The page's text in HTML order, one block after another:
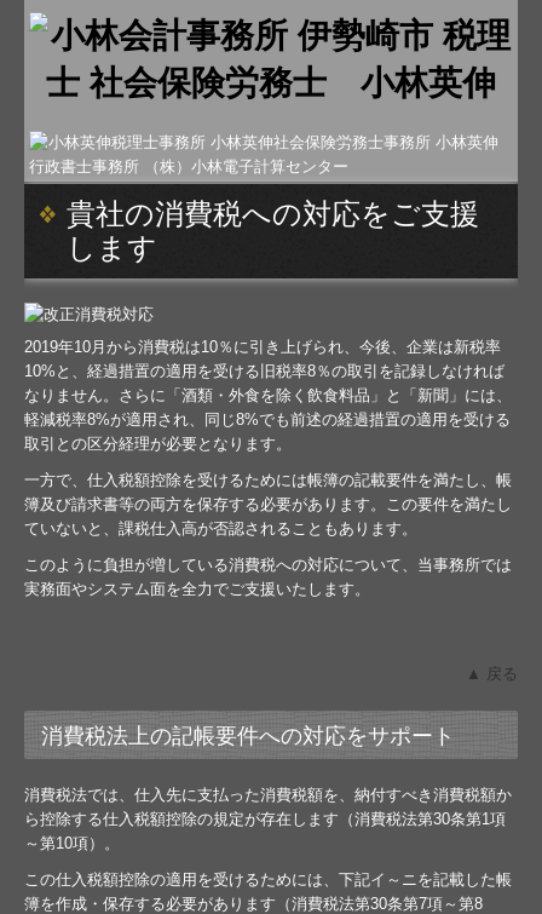
貴社の消費税への対応をご支援
します
2019年10月から消費税は10％に引き上げられ、今後、企業は新税率
10%と、経過措置の適用を受ける旧税率8％の取引を記録しなければ
なりません。さらに「酒類・外食を除く飲食料品」と「新聞」には、
軽減税率8%が適用され、同じ8%でも前述の経過措置の適用を受ける
取引との区分経理が必要となります。
一方で、仕入税額控除を受けるためには帳簿の記載要件を満たし、帳
簿及び請求書等の両方を保存する必要があります。この要件を満たし
ていないと、課税仕入高が否認されることもあります。
このように負担が増している消費税への対応について、当事務所では
実務面やシステム面を全力でご支援いたします。
▲ 戻る
消費税法上の記帳要件への対応をサポート
消費税法では、仕入先に支払った消費税額を、納付すべき消費税額か
ら控除する仕入税額控除の規定が存在します（消費税法第30条第1項
～第10項）。
この仕入税額控除の適用を受けるためには、下記イ～ニを記載した帳
簿を作成・保存する必要があります（消費税法第30条第7項～第8